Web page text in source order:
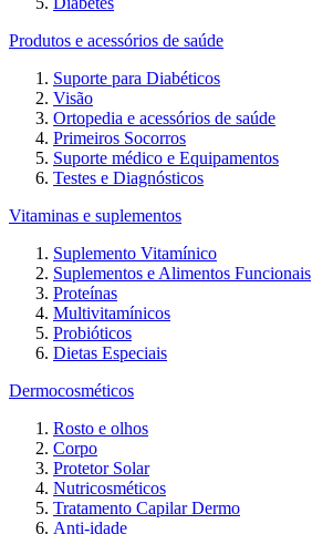
Produtos e acessórios de saúde
Suporte para Diabéticos
Visão
Ortopedia e acessórios de saúde
Primeiros Socorros
Suporte médico e Equipamentos
Testes e Diagnósticos
Vitaminas e suplementos
Suplemento Vitamínico
Suplementos e Alimentos Funcionais
Proteínas
Multivitamínicos
Probióticos
Dietas Especiais
Dermocosméticos
Rosto e olhos
Corpo
Protetor Solar
Nutricosméticos
Tratamento Capilar Dermo
Anti-idade